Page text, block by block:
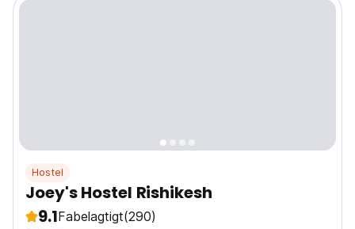
Hostel
Joey's Hostel Rishikesh
9.1Fabelagtigt(290)